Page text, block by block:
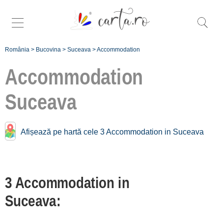
România > Bucovina > Suceava >Accommodation
Accommodation
Suceava
Afișează pe hartă cele 3 Accommodation in Suceava
3 Accommodation in
Suceava:
Accommodation near
Capu Câmpului
[4 offers at 26.8 km]
Gura Humorului